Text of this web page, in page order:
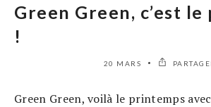
Green Green, c’est
!
20 MARS
Green Green, voilà le printemps